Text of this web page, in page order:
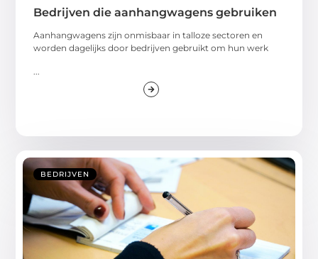
Bedrijven die aanhangwagens gebruiken
Aanhangwagens zijn onmisbaar in talloze sectoren en
worden dagelijks door bedrijven gebruikt om hun werk
BEDRIJVEN